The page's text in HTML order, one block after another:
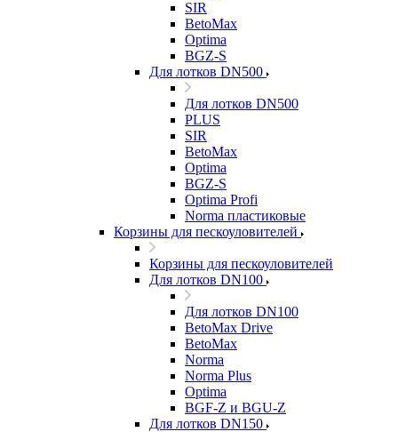
SIR
BetoMax
Optima
BGZ-S
Для лотков DN500
Для лотков DN500
PLUS
SIR
BetoMax
Optima
BGZ-S
Optima Profi
Norma пластиковые
Корзины для пескоуловителей
Корзины для пескоуловителей
Для лотков DN100
Для лотков DN100
BetoMax Drive
BetoMax
Norma
Norma Plus
Optima
BGF-Z и BGU-Z
Для лотков DN150